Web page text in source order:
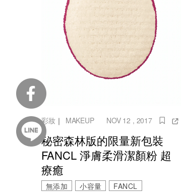
彩妝｜ MAKEUP NOV 12 , 2017
秘密森林版的限量新包裝
FANCL 淨膚柔滑潔顏粉 超
療癒
無添加 小容量
FANCL